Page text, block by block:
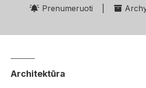
Prenumeruoti
Architektūra